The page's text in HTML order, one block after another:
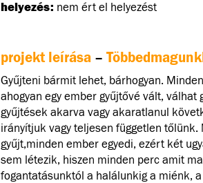
helyezés: nem ért el helyezést
projekt leírása –
Gyűjteni bármit lehet, bárhogyan.
ahogyan egy ember gyűjtővé vált, válhat
gyűjtések akarva vagy akaratlanul
irányítjuk vagy teljesen független tőlünk.
gyűjt,minden ember egyedi, ezért két
sem létezik, hiszen minden perc amit
fogantatásunktól a halálunkig a miénk,